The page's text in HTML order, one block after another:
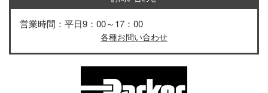
営業時間：平日9：00～17：00
各種お問い合わせ